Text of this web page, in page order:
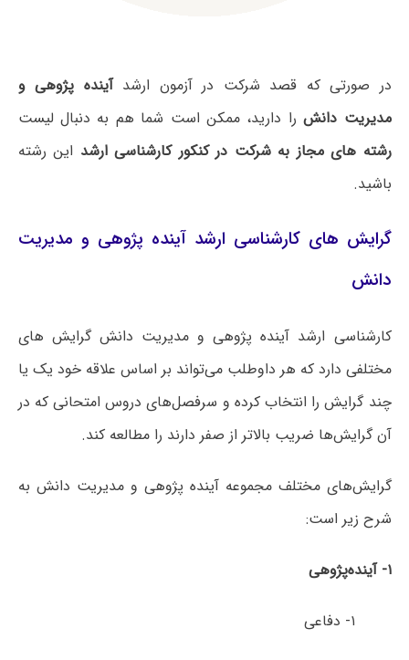
در صورتی که قصد شرکت در آزمون ارشدآینده پژوهی و
مدیریت دانشرا دارید، ممکن است شما هم به دنبال لیست
رشته های مجاز به شرکت در کنکور کارشناسی ارشد این رشته
باشید.
گرایش های کارشناسی ارشد آینده پژوهی و مدیریت
دانش
کارشناسی ارشد آینده پژوهی و مدیریت دانش گرایش های
مختلفی دارد که هر داوطلب می‌تواند بر اساس علاقه خود یک یا
چند گرایش را انتخاب کرده و سرفصل‌های دروس امتحانی که در
آن گرایش‌ها ضریب بالاتر از صفر دارند را مطالعه کند.
گرایش‌های مختلف مجموعه آینده پژوهی و مدیریت دانش به
شرح زیر است:
۱- آینده‌پژوهی
۱- دفاعی